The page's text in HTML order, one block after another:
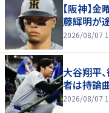
【阪神】
藤輝明が
2026/08/07
大谷翔平
者は持論
2026/08/07